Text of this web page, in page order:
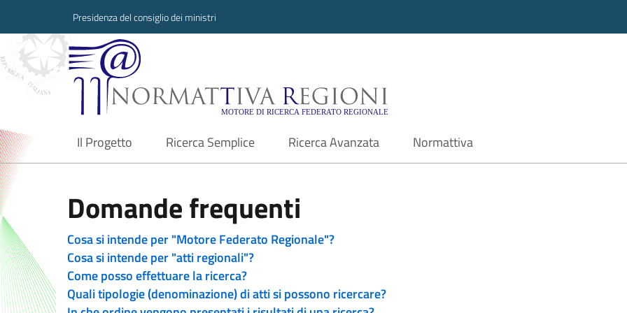
Presidenza del consiglio dei ministri
Normattiva Regioni - Motore di ricerca
Il Progetto
current Ricerca Semplice Ricerca Avanzata Normattiva
Domande frequenti
Cosa si intende per "Motore Federato Regionale"?
Cosa si intende per "atti regionali"?
Come posso effettuare la ricerca?
Quali tipologie (denominazione) di atti si possono ricercare?